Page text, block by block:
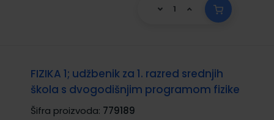
FIZIKA 1; udžbenik za 1. razred srednjih
škola s dvogodišnjim programom fizike
Šifra proizvoda: 779189